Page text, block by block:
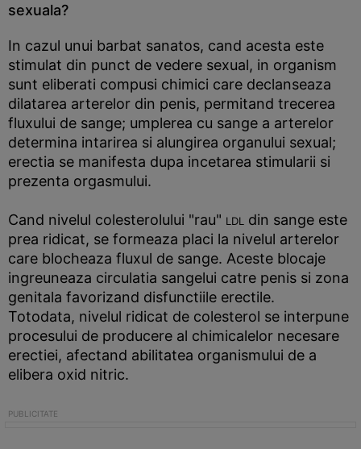
sexuala?
In cazul unui barbat sanatos, cand acesta este
stimulat din punct de vedere sexual, in organism
sunt eliberati compusi chimici care declanseaza
dilatarea arterelor din penis, permitand trecerea
fluxului de sange; umplerea cu sange a arterelor
determina intarirea si alungirea organului sexual;
erectia se manifesta dupa incetarea stimularii si
prezenta orgasmului.
Cand nivelul colesterolului "rau" LDL
din sange este
prea ridicat, se formeaza placi la nivelul arterelor
care blocheaza fluxul de sange. Aceste blocaje
ingreuneaza circulatia sangelui catre penis si zona
genitala favorizand disfunctiile erectile.
Totodata, nivelul ridicat de colesterol se interpune
procesului de producere al chimicalelor necesare
erectiei, afectand abilitatea organismului de a
elibera oxid nitric.